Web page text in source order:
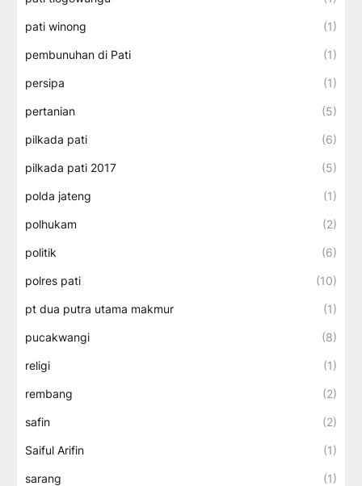
pati winong (1)
pembunuhan di Pati (1)
persipa (1)
pertanian (5)
pilkada pati (6)
pilkada pati 2017 (5)
polda jateng (1)
polhukam (2)
politik (6)
polres pati (10)
pt dua putra utama makmur (1)
pucakwangi (8)
religi (1)
rembang (2)
safin (2)
Saiful Arifin (1)
sarang (1)